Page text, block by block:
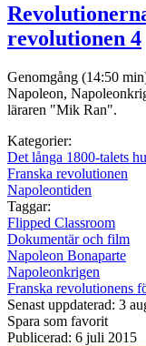
revolutionen 4
Genomgång (14:50
Napoleon,
läraren "Mik Ran".
Kategorier:
Det långa 1800-talets
Franska revolutionen
Napoleontiden
Taggar:
Flipped Classroom
Dokumentär och film
Napoleon Bonaparte
Napoleonkrigen
Franska revolutionens
Senast uppdaterad: 3
Spara som favorit
Publicerad: 6 juli 2015